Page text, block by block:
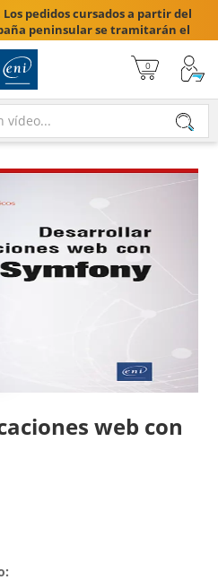
Los pedidos cursados a partir del
peninsular se tramitarán el
2026.

web con